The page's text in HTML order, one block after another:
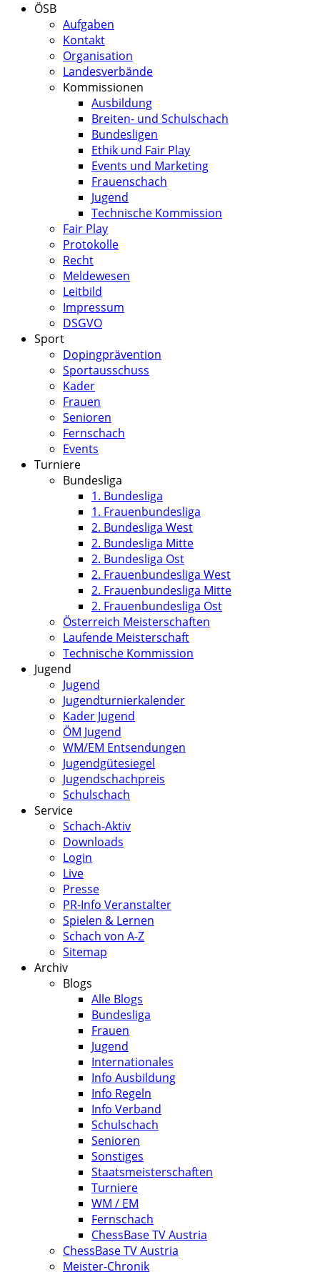
ÖSB
Aufgaben
Kontakt
Organisation
Landesverbände
Kommissionen
Ausbildung
Breiten- und Schulschach
Bundesligen
Ethik und Fair Play
Events und Marketing
Frauenschach
Jugend
Technische Kommission
Fair Play
Protokolle
Recht
Meldewesen
Leitbild
Impressum
DSGVO
Sport
Dopingprävention
Sportausschuss
Kader
Frauen
Senioren
Fernschach
Events
Turniere
Bundesliga
1. Bundesliga
1. Frauenbundesliga
2. Bundesliga West
2. Bundesliga Mitte
2. Bundesliga Ost
2. Frauenbundesliga West
2. Frauenbundesliga Mitte
2. Frauenbundesliga Ost
Österreich Meisterschaften
Laufende Meisterschaft
Technische Kommission
Jugend
Jugend
Jugendturnierkalender
Kader Jugend
ÖM Jugend
WM/EM Entsendungen
Jugendgütesiegel
Jugendschachpreis
Schulschach
Service
Schach-Aktiv
Downloads
Login
Live
Presse
PR-Info Veranstalter
Spielen & Lernen
Schach von A-Z
Sitemap
Archiv
Blogs
Alle Blogs
Bundesliga
Frauen
Jugend
Internationales
Info Ausbildung
Info Regeln
Info Verband
Schulschach
Senioren
Sonstiges
Staatsmeisterschaften
Turniere
WM / EM
Fernschach
ChessBase TV Austria
ChessBase TV Austria
Meister-Chronik